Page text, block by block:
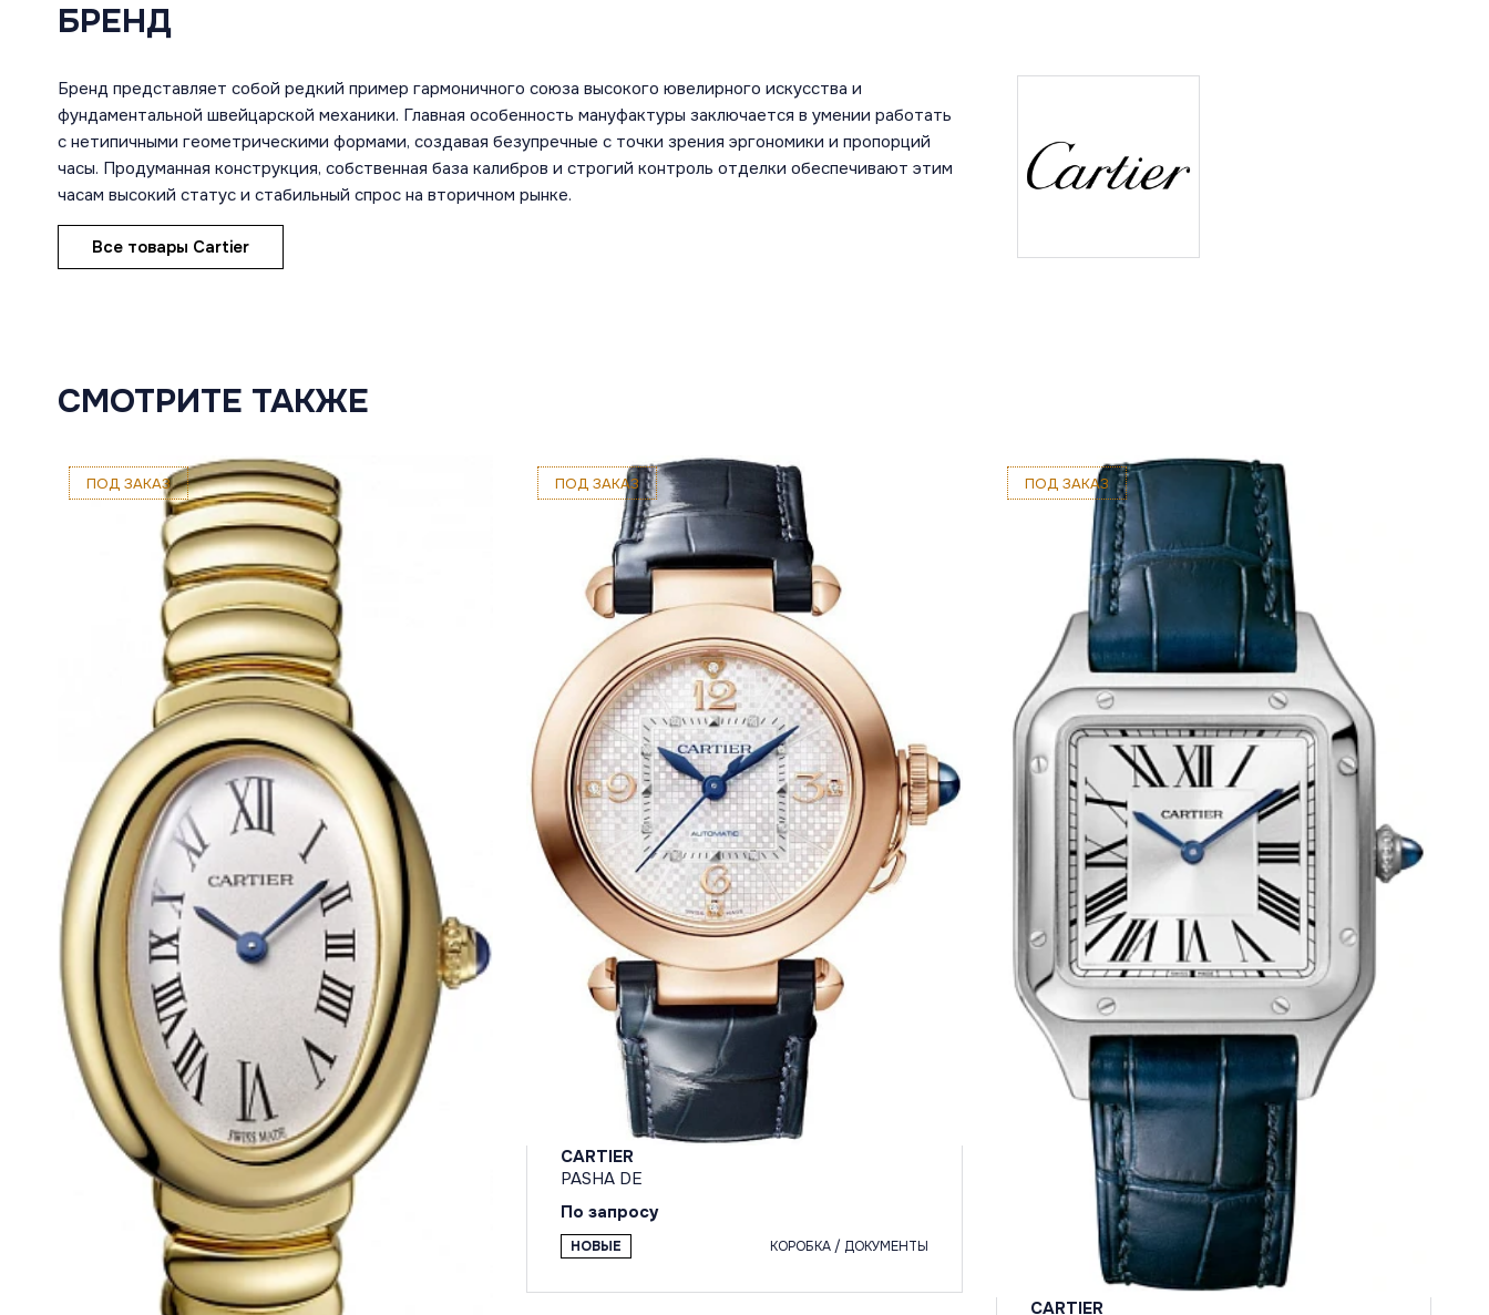
БРЕНД
Бренд представляет собой редкий пример гармоничного союза высокого ювелирного искусства и
фундаментальной швейцарской механики. Главная особенность мануфактуры заключается в умении работать
с нетипичными геометрическими формами, создавая безупречные с точки зрения эргономики и пропорций
часы. Продуманная конструкция, собственная база калибров и строгий контроль отделки обеспечивают этим
часам высокий статус и стабильный спрос на вторичном рынке.
Все товары Cartier
СМОТРИТЕ ТАКЖЕ
ПОД ЗАКАЗ ПОД ЗАКАЗ
CARTIER
PASHA DE
По запросу
НОВЫЕ КОРОБКА / ДОКУМЕНТЫ
ПОД ЗАКАЗ
CARTIER